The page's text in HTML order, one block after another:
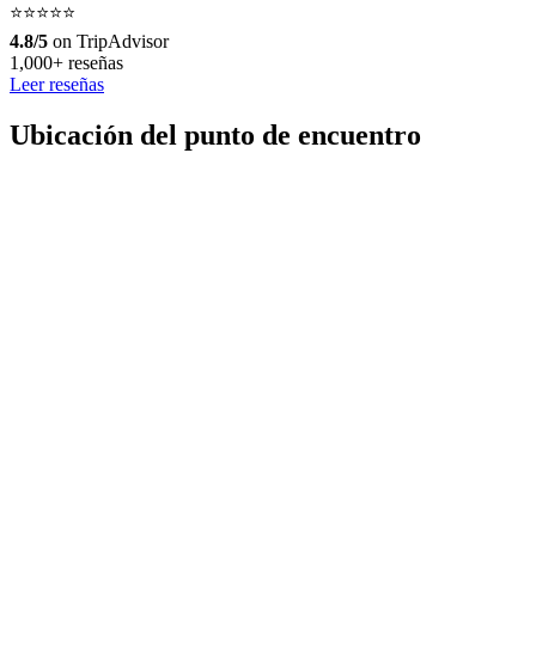
⭐⭐⭐⭐⭐
4.8/5 on TripAdvisor
1,000+ reseñas
Leer reseñas
Ubicación del punto de encuentro